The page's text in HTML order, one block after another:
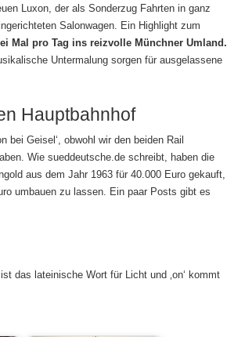
Luxon, der als Sonderzug Fahrten in ganz
Salonwagen. Ein Highlight zum
Mal pro Tag ins reizvolle Münchner Umland.
Untermalung sorgen für ausgelassene
Hauptbahnhof
bei Geisel‘, obwohl wir den beiden Rail
Wie sueddeutsche.de schreibt, haben die
aus dem Jahr 1963 für 40.000 Euro gekauft,
umbauen zu lassen. Ein paar Posts gibt es
das lateinische Wort für Licht und ‚on‘ kommt